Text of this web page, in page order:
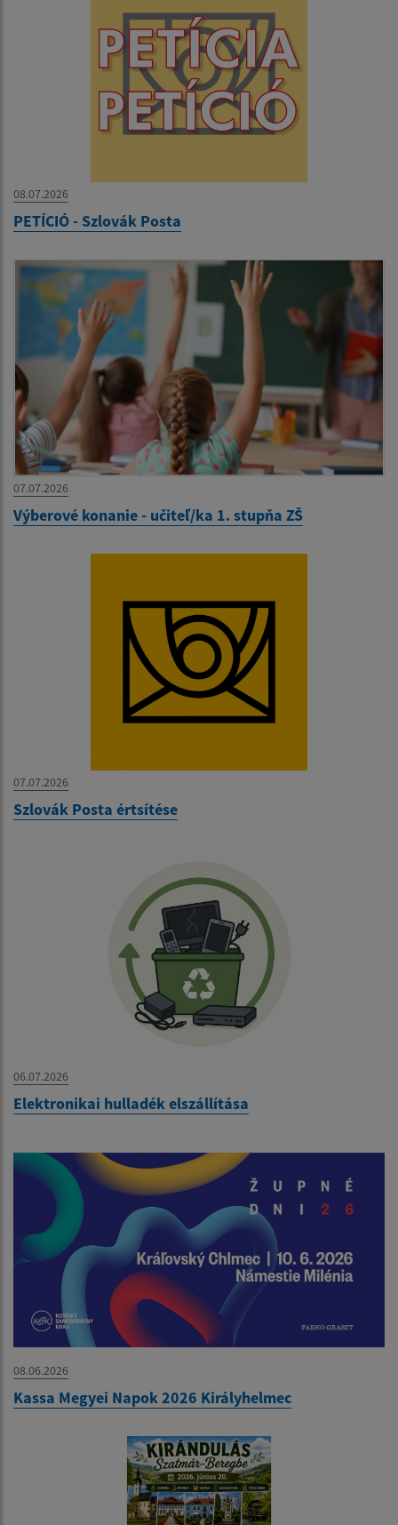
08.07.2026
PETÍCIÓ - Szlovák Posta
07.07.2026
Výberové konanie - učiteľ/ka 1. stupňa ZŠ
07.07.2026
Szlovák Posta értsítése
06.07.2026
Elektronikai hulladék elszállítása
08.06.2026
Kassa Megyei Napok 2026 Királyhelmec